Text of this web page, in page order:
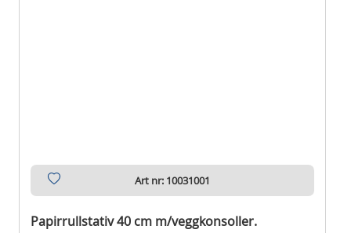
Art nr: 10031001
Papirrullstativ 40 cm m/veggkonsoller.